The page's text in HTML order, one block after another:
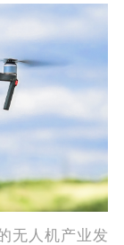
无人机产业发